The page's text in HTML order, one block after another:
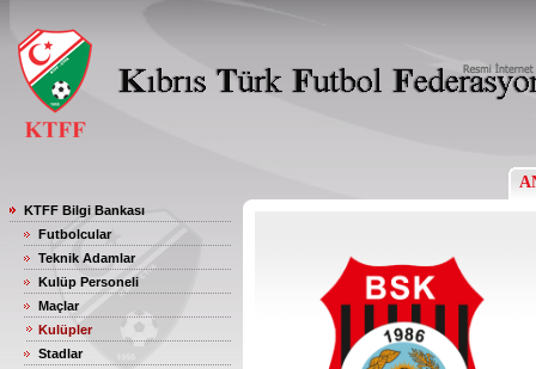
KTFF Bilgi Bankası
Futbolcular
Teknik Adamlar
Kulüp Personeli
Maçlar
Kulüpler
Stadlar